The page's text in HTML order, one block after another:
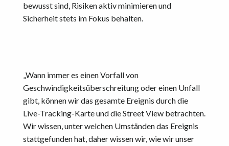
bewusst sind, Risiken aktiv minimieren und
Sicherheit stets im Fokus behalten.
„Wann immer es einen Vorfall von
Geschwindigkeitsüberschreitung oder einen Unfall
gibt, können wir das gesamte Ereignis durch die
Live-Tracking-Karte und die Street View betrachten.
Wir wissen, unter welchen Umständen das Ereignis
stattgefunden hat, daher wissen wir, wie wir unser